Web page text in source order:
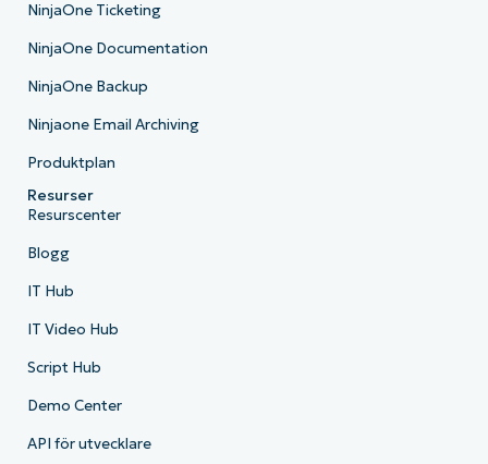
NinjaOne Ticketing
NinjaOne Documentation
NinjaOne Backup
Ninjaone Email Archiving
Produktplan
Resurser
Resurscenter
Blogg
IT Hub
IT Video Hub
Script Hub
Demo Center
API för utvecklare